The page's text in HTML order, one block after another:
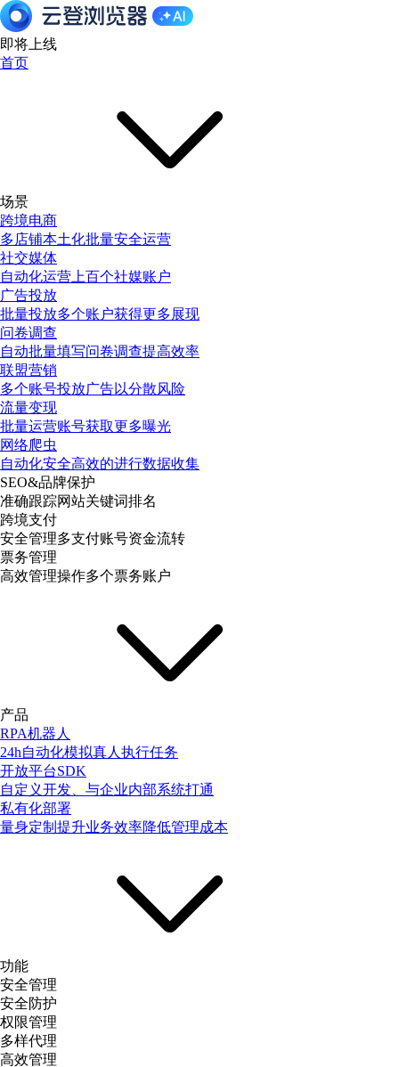
即将上线
首页
场景
跨境电商
多店铺本土化批量安全运营
社交媒体
自动化运营上百个社媒账户
广告投放
批量投放多个账户获得更多展现
问卷调查
自动批量填写问卷调查提高效率
联盟营销
多个账号投放广告以分散风险
流量变现
批量运营账号获取更多曝光
网络爬虫
自动化安全高效的进行数据收集
SEO&品牌保护
准确跟踪网站关键词排名
跨境支付
安全管理多支付账号资金流转
票务管理
高效管理操作多个票务账户
产品
RPA机器人
24h自动化模拟真人执行任务
开放平台SDK
自定义开发、与企业内部系统打通
私有化部署
量身定制提升业务效率降低管理成本
功能
安全管理
安全防护
权限管理
多样代理
高效管理